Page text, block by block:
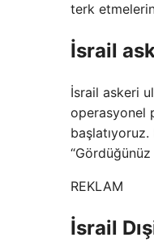
terk
İsrail
İsrail askeri
operasyonel
REKLAM
İsrail